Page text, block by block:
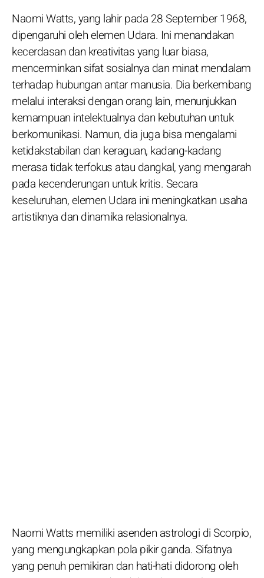
Naomi Watts, yang lahir pada 28 September 1968,
dipengaruhi oleh elemen Udara. Ini menandakan
kecerdasan dan kreativitas yang luar biasa,
mencerminkan sifat sosialnya dan minat mendalam
terhadap hubungan antar manusia. Dia berkembang
melalui interaksi dengan orang lain, menunjukkan
kemampuan intelektualnya dan kebutuhan untuk
berkomunikasi. Namun, dia juga bisa mengalami
ketidakstabilan dan keraguan, kadang-kadang
merasa tidak terfokus atau dangkal, yang mengarah
pada kecenderungan untuk kritis. Secara
keseluruhan, elemen Udara ini meningkatkan usaha
artistiknya dan dinamika relasionalnya.
Naomi Watts memiliki asenden astrologi di Scorpio,
yang mengungkapkan pola pikir ganda. Sifatnya
yang penuh pemikiran dan hati-hati didorong oleh